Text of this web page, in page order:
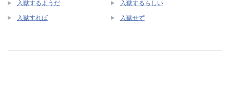
入獄するようだ 入獄するらしい
入獄すれば 入獄せず